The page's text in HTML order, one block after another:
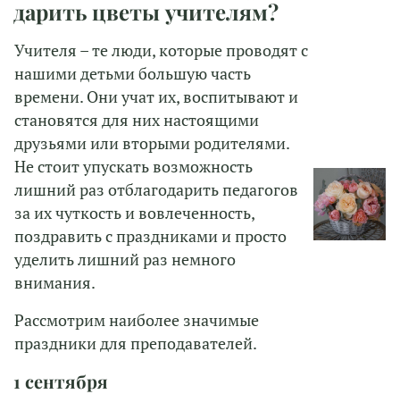
дарить цветы учителям?
Учителя – те люди, которые проводят с
нашими детьми большую часть
времени. Они учат их, воспитывают и
становятся для них настоящими
друзьями или вторыми родителями.
Не стоит упускать возможность
лишний раз отблагодарить педагогов
за их чуткость и вовлеченность,
поздравить с праздниками и просто
уделить лишний раз немного
внимания.
Рассмотрим наиболее значимые
праздники для преподавателей.
1 сентября